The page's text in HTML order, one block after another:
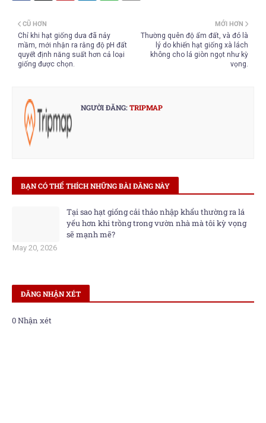
MỚI HƠN
Thường quên độ ẩm đất, và đó là
lý do khiến hạt giống xà lách
không cho lá giòn ngọt như kỳ
vọng.
CŨ HƠN
Chỉ khi hạt giống dưa đã nảy
mầm, mới nhận ra rằng độ pH đất
quyết định năng suất hơn cả loại
giống được chọn.
NGƯỜI ĐĂNG:TRIPMAP
BẠN CÓ THỂ THÍCH NHỮNG BÀI ĐĂNG NÀY
Tại sao hạt giống cải thảo nhập khẩu thường ra lá
yếu hơn khi trồng trong vườn nhà mà tôi kỳ vọng
sẽ mạnh mẽ?
May 20, 2026
ĐĂNG NHẬN XÉT
0 Nhận xét